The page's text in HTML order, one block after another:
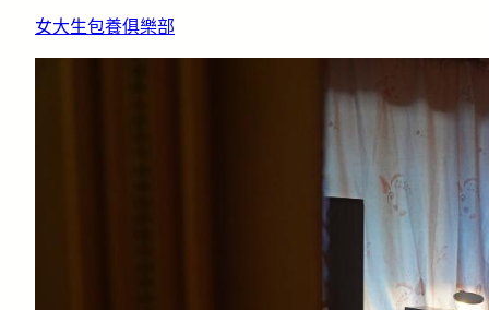
女大生包養俱樂部